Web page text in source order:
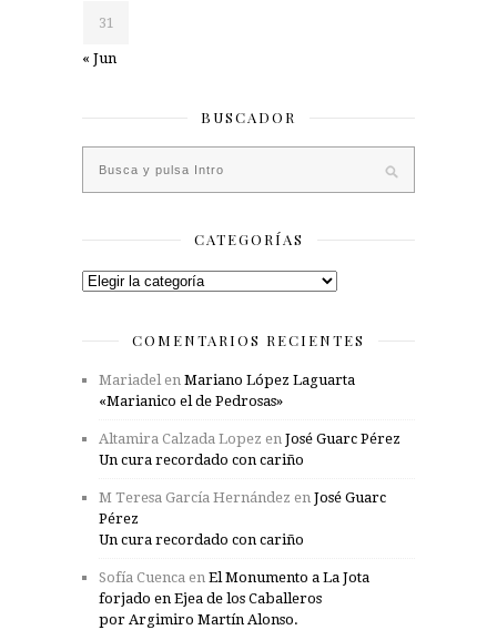
31
« Jun
BUSCADOR
CATEGORÍAS
Categorías
COMENTARIOS RECIENTES
Mariadelen Mariano López Laguarta
«Marianico el de Pedrosas»
Altamira Calzada Lopez en José Guarc Pérez
Un cura recordado con cariño
M Teresa García Hernández en José Guarc
Pérez
Un cura recordado con cariño
Sofía Cuenca en El Monumento a La Jota
forjado en Ejea de los Caballeros
por Argimiro Martín Alonso.